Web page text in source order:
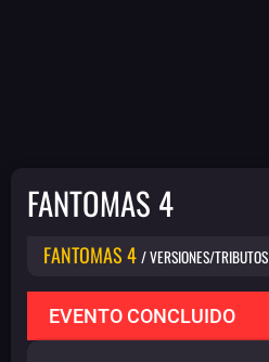
FANTOMAS 4
FANTOMAS 4 / VERSIONES/TRIBUTOS
EVENTO CONCLUIDO